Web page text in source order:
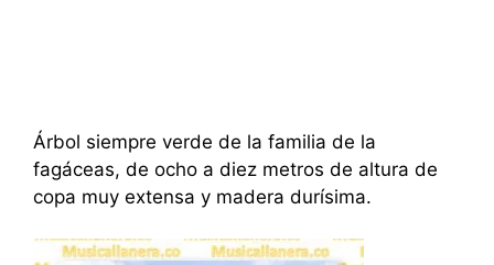
Árbol siempre verde de la familia de la
fagáceas, de ocho a diez metros de altura de
copa muy extensa y madera durísima.